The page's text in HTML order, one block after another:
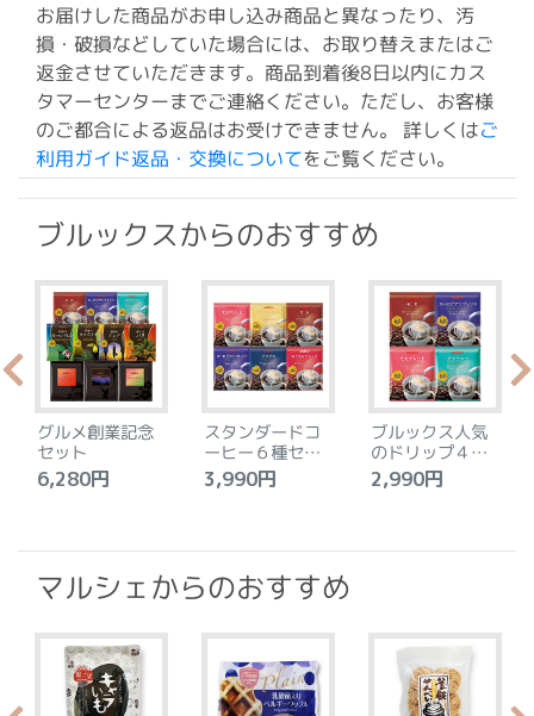
お届けした商品がお申し込み商品と異なったり、汚
損・破損などしていた場合には、お取り替えまたはご
返金させていただきます。商品到着後8日以内にカス
タマーセンターまでご連絡ください。ただし、お客様
のご都合による返品はお受けできません。 詳しくはご
利用ガイド返品・交換についてをご覧ください。
ブルックスからのおすすめ
グルメ創業記念
セット
6,280円
スタンダードコ
ーヒー６種セッ
ト
3,990円
ブルックス人気
のドリップ４種
セット
2,990円
マルシェからのおすすめ